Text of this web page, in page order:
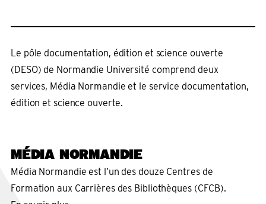
Le pôle documentation, édition et science ouverte
(DESO) de Normandie Université comprend deux
services, Média Normandie et le service documentation,
édition et science ouverte.
MÉDIA NORMANDIE
Média Normandie est l’un des douze Centres de
Formation aux Carrières des Bibliothèques (CFCB).